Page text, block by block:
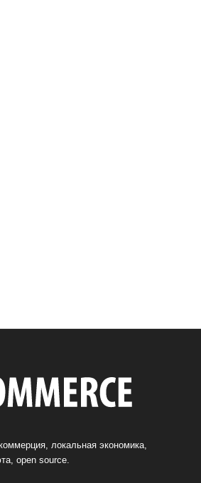
локальная экономика,
open source.